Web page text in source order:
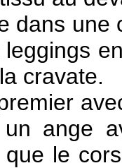
dans une
leggings
cravate.
un ange
que le